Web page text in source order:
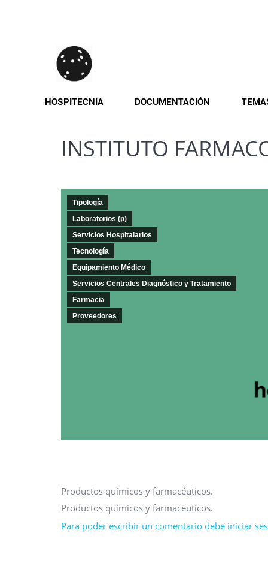
HOSPITECNIA DOCUMENTACIÓN
INSTITUTO
Tipología
Laboratorios (p)
Servicios Hospitalarios
Tecnología
Equipamiento Médico
Servicios Centrales Diagnóstico y Tratamiento
Farmacia
Proveedores
Productos químicos y farmacéuticos.
Productos químicos y farmacéuticos.
Para poder escribir un comentario debe iniciar